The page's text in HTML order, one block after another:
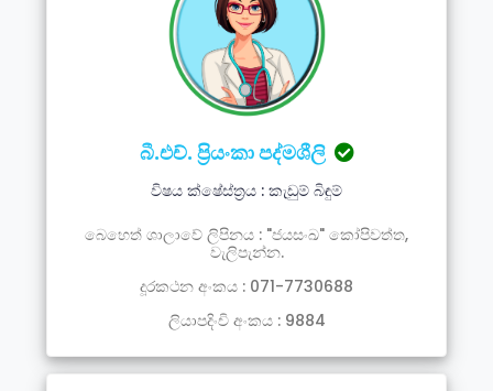
බී.එච්. ප්‍රියංකා පද්මශීලි
විෂය ක්ෂේස්ත්‍රය : කැඩුම් බිඳුම්
බෙහෙත් ශාලාවේ ලිපිනය : "ජයසංඛ" කෝපිවත්ත,
වැලිපැන්න.
දූරකථන අංකය : 071-7730688
ලියාපදිංචි අංකය : 9884